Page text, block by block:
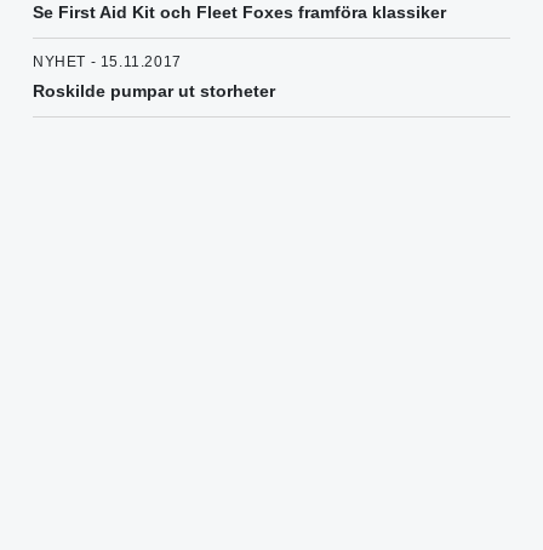
Se First Aid Kit och Fleet Foxes framföra klassiker
NYHET - 15.11.2017
Roskilde pumpar ut storheter